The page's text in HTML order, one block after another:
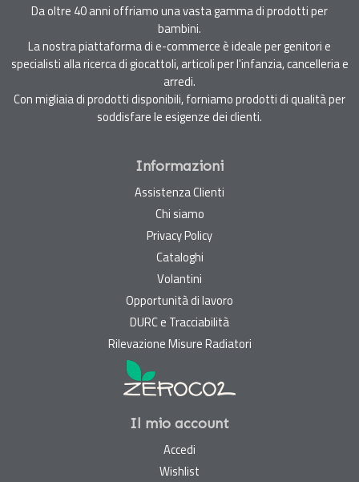
Da oltre 40 anni offriamo una vasta gamma di prodotti per
bambini.
La nostra piattaforma di e-commerce è ideale per genitori e
specialisti alla ricerca di giocattoli, articoli per l'infanzia, cancelleria e
arredi.
Con migliaia di prodotti disponibili, forniamo prodotti di qualità per
soddisfare le esigenze dei clienti.
Informazioni
Assistenza Clienti
Chi siamo
Privacy Policy
Cataloghi
Volantini
Opportunità di lavoro
DURC e Tracciabilità
Rilevazione Misure Radiatori
Il mio account
Accedi
Wishlist